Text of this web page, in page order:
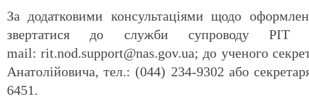
За додатковими консультаціями щодо
звертатися до служби супроводу
mail: rit.nod.support@nas.gov.ua; до ученого
Анатолійовича, тел.: (044) 234-9302 або
6451.